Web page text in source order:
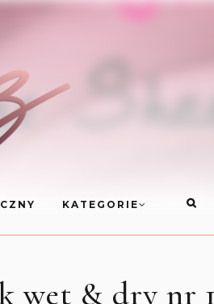
KATEGORIE
wet & dry nr